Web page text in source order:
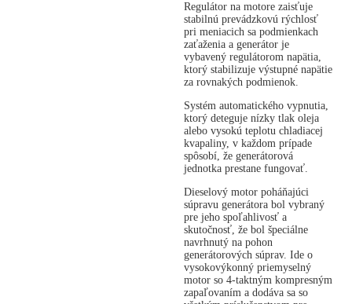
Regulátor na motore zaisťuje
stabilnú prevádzkovú rýchlosť
pri meniacich sa podmienkach
zaťaženia a generátor je
vybavený regulátorom napätia,
ktorý stabilizuje výstupné napätie
za rovnakých podmienok.
Systém automatického vypnutia,
ktorý deteguje nízky tlak oleja
alebo vysokú teplotu chladiacej
kvapaliny, v každom prípade
spôsobí, že generátorová
jednotka prestane fungovať.
Dieselový motor poháňajúci
súpravu generátora bol vybraný
pre jeho spoľahlivosť a
skutočnosť, že bol špeciálne
navrhnutý na pohon
generátorových súprav. Ide o
vysokovýkonný priemyselný
motor so 4-taktným kompresným
zapaľovaním a dodáva sa so